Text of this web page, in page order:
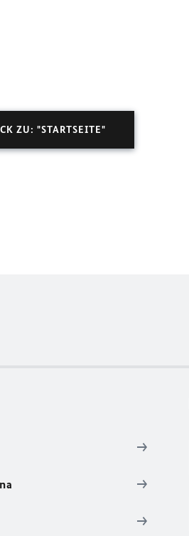
ZU: "STARTSEITE"